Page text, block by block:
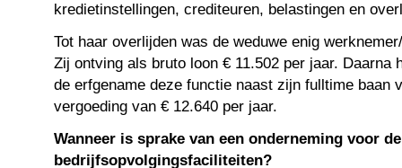
kredietinstellingen, crediteuren, belastingen en
Tot haar overlijden was de weduwe enig
Zij ontving als bruto loon € 11.502 per jaar. Daarna
de erfgename deze functie naast zijn fulltime baan
vergoeding van € 12.640 per jaar.
Wanneer is sprake van een onderneming voor de
bedrijfsopvolgingsfaciliteiten?